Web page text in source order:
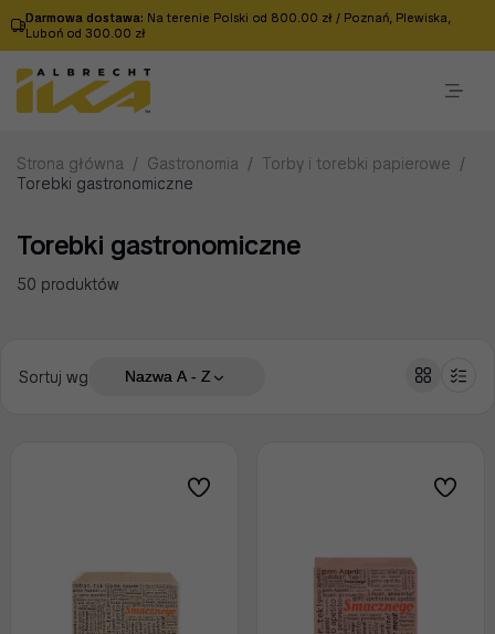
Darmowa dostawa: Na terenie Polski od 800.00 zł / Poznań, Plewiska,
Luboń od 300.00 zł
Strona główna / Gastronomia / Torby i torebki papierowe /
Torebki gastronomiczne
Torebki gastronomiczne
50 produktów
Sortuj wg Nazwa A - Z